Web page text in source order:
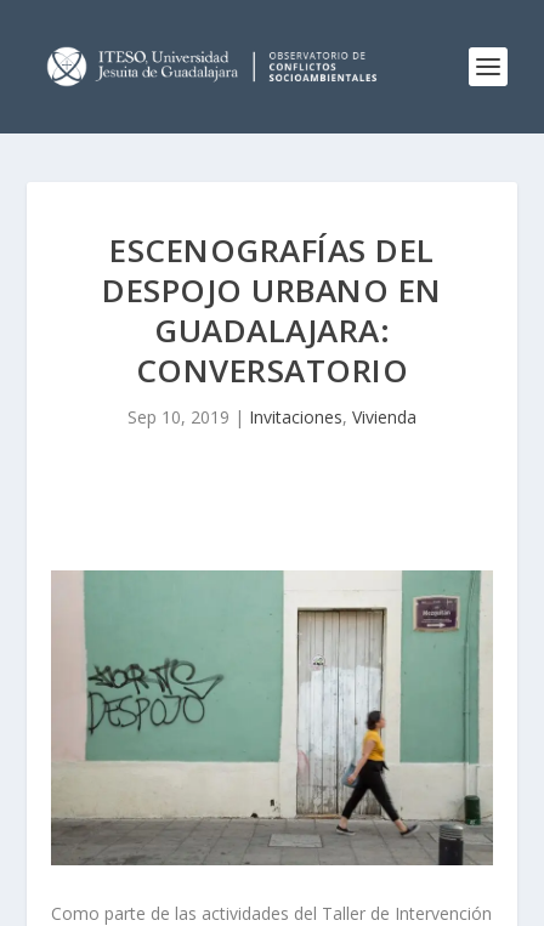
ESCENOGRAFÍAS DEL
DESPOJO URBANO EN
GUADALAJARA:
CONVERSATORIO
Sep 10, 2019 | Invitaciones, Vivienda
Como parte de las actividades del Taller de Intervención